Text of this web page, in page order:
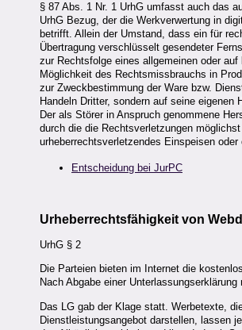
§ 87 Abs. 1 Nr. 1 UrhG umfasst auch das
UrhG Bezug, der die Werkverwertung in
betrifft. Allein der Umstand, dass ein für
Übertragung verschlüsselt gesendeter
zur Rechtsfolge eines allgemeinen oder
Möglichkeit des Rechtsmissbrauchs in
zur Zweckbestimmung der Ware bzw.
Handeln Dritter, sondern auf seine
Der als Störer in Anspruch genommene
durch die die Rechtsverletzungen
urheberrechtsverletzendes Einspeisen
Entscheidung bei JurPC
Urheberrechtsfähigkeit von
UrhG § 2
Die Parteien bieten im Internet die
Nach Abgabe einer
Das LG gab der Klage statt. Werbetexte,
Dienstleistungsangebot darstellen, lassen